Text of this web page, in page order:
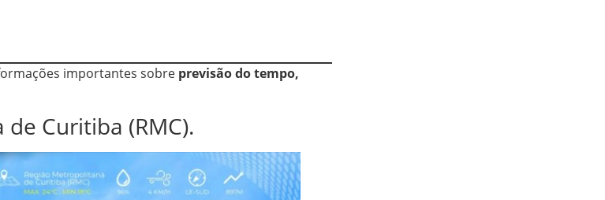
importantes sobre previsão do tempo,
Curitiba (RMC).